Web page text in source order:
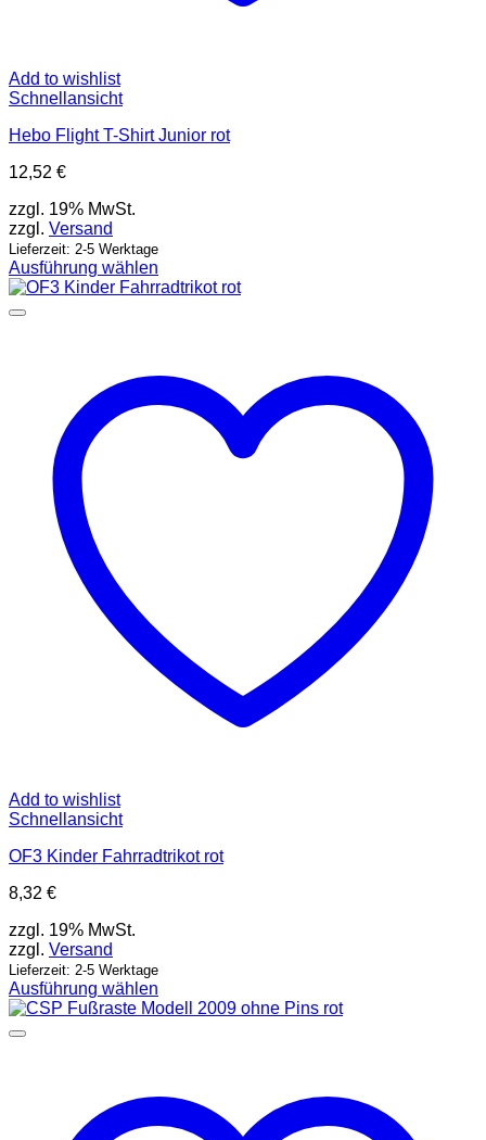
Add to wishlist
Schnellansicht
Hebo Flight T-Shirt Junior rot
12,52 €
zzgl. 19% MwSt.
zzgl. Versand
Lieferzeit: 2-5 Werktage
Ausführung wählen
Dieses
Produkt
Optionen
können
Produktseite
gewählt
werden
Add to wishlist
Schnellansicht
OF3 Kinder Fahrradtrikot rot
8,32 €
zzgl. 19% MwSt.
zzgl. Versand
Lieferzeit: 2-5 Werktage
Ausführung wählen
Dieses
Produkt